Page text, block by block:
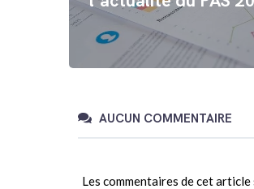
AUCUN COMMENTAIRE
Les commentaires de cet